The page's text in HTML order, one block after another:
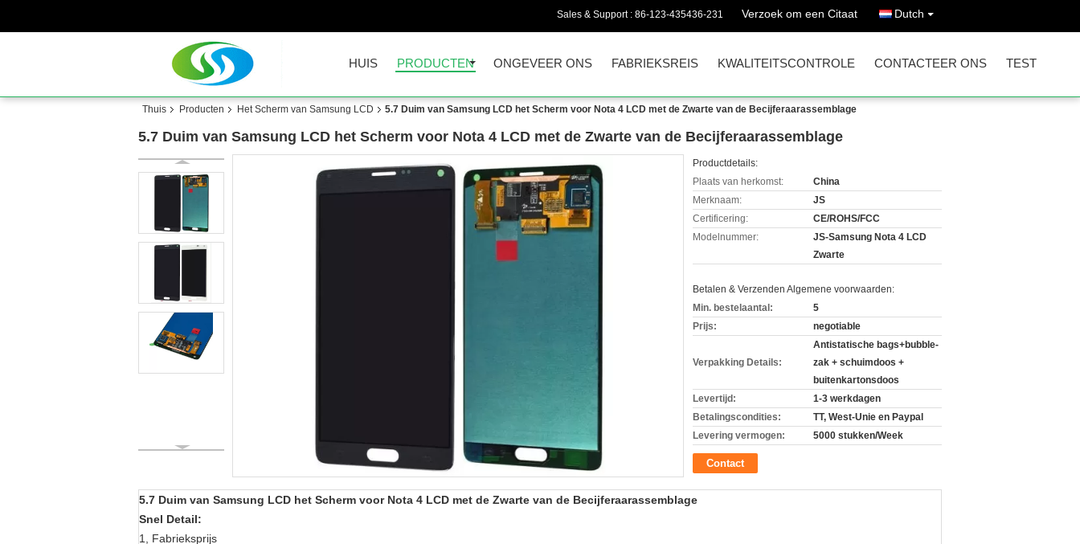
Sales & Support : 86-123-435436-231 Verzoek om een Citaat Dutch
HUIS PRODUCTEN ONGEVEER ONS FABRIEKSREIS KWALITEITSCONTROLE CONTACTEER ONS TEST
Thuis Producten Het Scherm van Samsung LCD 5.7 Duim van Samsung LCD het Scherm voor Nota 4 LCD met de Zwarte van de Becijferaarassemblage
5.7 Duim van Samsung LCD het Scherm voor Nota 4 LCD met de Zwarte van de Becijferaarassemblage
Productdetails:
Plaats van herkomst:
China
Merknaam:
JS
Certificering:
CE/ROHS/FCC
Modelnummer:
JS-Samsung Nota 4 LCD
Zwarte
Betalen & Verzenden Algemene voorwaarden:
Min. bestelaantal:
5
Prijs:
negotiable
Verpakking Details:
Antistatische bags+bubble-
zak + schuimdoos +
buitenkartonsdoos
Levertijd:
1-3 werkdagen
Betalingscondities:
TT, West-Unie en Paypal
Levering vermogen:
5000 stukken/Week
Contact
5.7 Duim van Samsung LCD het Scherm voor Nota 4 LCD met de Zwarte van de Becijferaarassemblage
Snel Detail:
1, Fabrieksprijs